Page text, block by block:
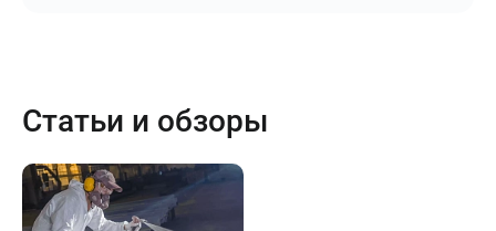
Статьи и обзоры